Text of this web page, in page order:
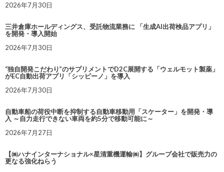
2026年7月30日
三井倉庫ホールディングス、受託物流業務に 「生成AI出荷検品アプリ」
を開発・導入開始
2026年7月30日
“独自開発こだわり”のサプリメントでD2C展開する「ウェルモット製薬」
がEC自動出荷アプリ「シッピーノ」を導入
2026年7月30日
自動車船の荷役中断を抑制する自動車移動用「スケーター」を開発・導
入 ～自力走行できない車両を約5分で移動可能に～
2026年7月27日
【㈱ハナインターナショナル×星清重機運輸㈱】グループ会社で販売力の
更なる強化ねらう